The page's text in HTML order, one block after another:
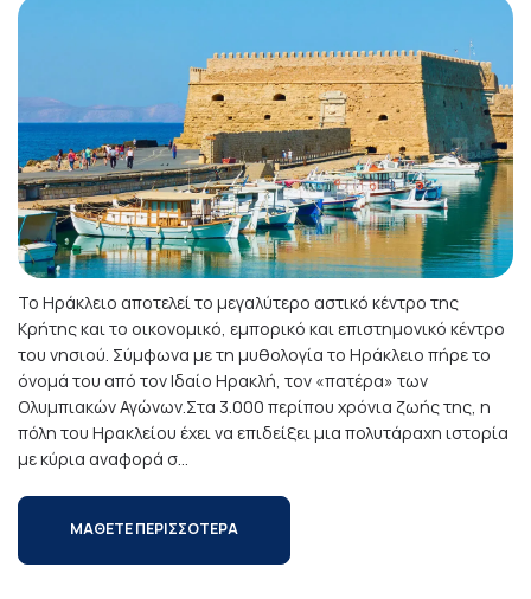
Το Ηράκλειο αποτελεί το μεγαλύτερο αστικό κέντρο της
Κρήτης και το οικονομικό, εμπορικό και επιστημονικό κέντρο
του νησιού. Σύμφωνα με τη μυθολογία το Ηράκλειο πήρε το
όνομά του από τον Ιδαίο Ηρακλή, τον «πατέρα» των
Ολυμπιακών Αγώνων.Στα 3.000 περίπου χρόνια ζωής της, η
πόλη του Ηρακλείου έχει να επιδείξει μια πολυτάραχη ιστορία
με κύρια αναφορά σ...
ΜΑΘΕΤΕ ΠΕΡΙΣΣΟΤΕΡΑ